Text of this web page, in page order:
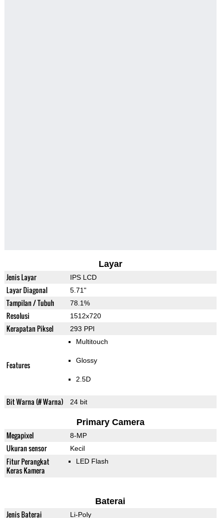
Layar
Jenis Layar IPS LCD
Layar Diagonal 5.71"
Tampilan / Tubuh 78.1%
Resolusi 1512x720
Kerapatan Piksel 293 PPI
Features
Multitouch
Glossy
2.5D
Bit Warna (# Warna) 24 bit
Primary Camera
Megapixel 8-MP
Ukuran sensor Kecil
Fitur Perangkat
Keras Kamera
LED Flash
Baterai
Jenis Baterai Li-Poly